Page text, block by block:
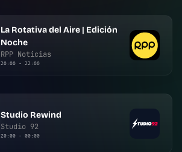
La Rotativa del Aire | Edición
Noche
RPP Noticias
20:00 - 22:00
Studio Rewind
Studio 92
20:00 - 00:00